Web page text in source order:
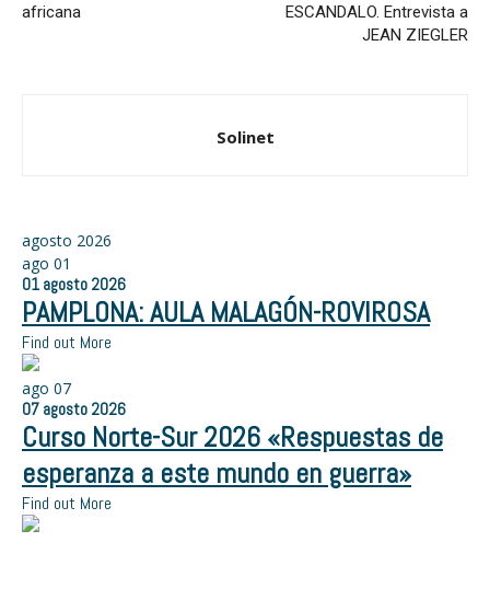
africana
ESCANDALO. Entrevista a
JEAN ZIEGLER
Solinet
agosto 2026
ago 01
01 agosto 2026
PAMPLONA: AULA MALAGÓN-ROVIROSA
Find out More
ago 07
07 agosto 2026
Curso Norte-Sur 2026 «Respuestas de
esperanza a este mundo en guerra»
Find out More